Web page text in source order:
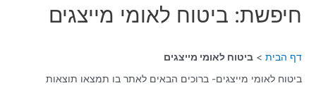
חיפשת: ביטוח לאומי מייצגים
דף הבית
ביטוח לאומי מייצגים
ביטוח לאומי מייצגים- ברוכים הבאים לאתר בו תמצאו תוצאות